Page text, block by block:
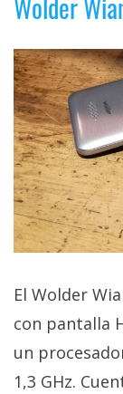
Wolder
El Wolder
con pantalla
un
1,3 GHz.